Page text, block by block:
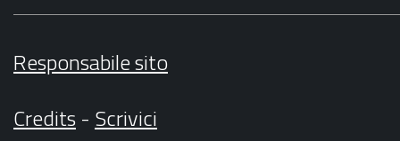
Responsabile sito
Credits- Scrivici